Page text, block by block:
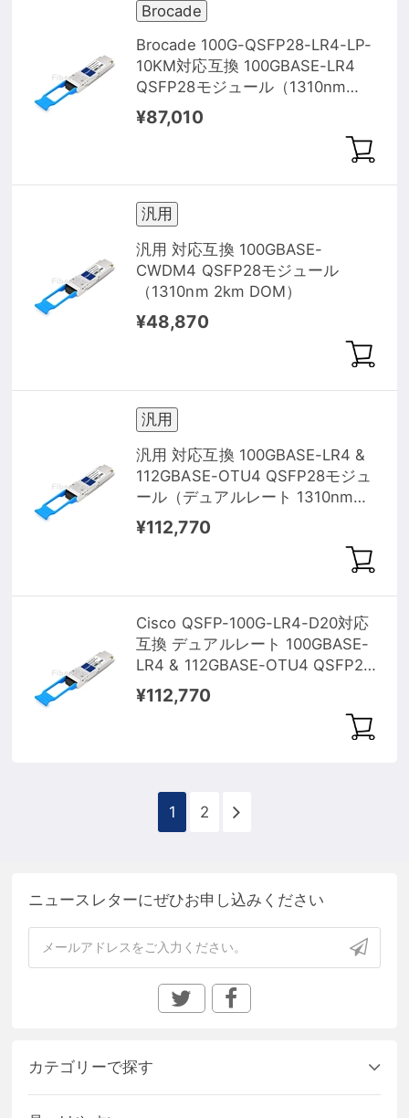
Brocade
Brocade 100G-QSFP28-LR4-LP-
10KM対応互換 100GBASE-LR4
QSFP28モジュール（1310nm
10km DOM）
¥87,010
汎用
汎用 対応互換 100GBASE-
CWDM4 QSFP28モジュール
（1310nm 2km DOM）
¥48,870
汎用
汎用 対応互換 100GBASE-LR4 &
112GBASE-OTU4 QSFP28モジュ
ール（デュアルレート 1310nm
10km）
¥112,770
Cisco QSFP-100G-LR4-D20対応
互換 デュアルレート 100GBASE-
LR4 & 112GBASE-OTU4 QSFP28
モジュール（1310nm 20km
Telecom用）
¥112,770
1 2
ニュースレターにぜひお申し込みください
カテゴリーで探す